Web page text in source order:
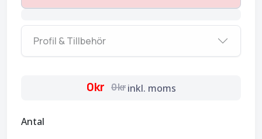
Profil & Tillbehör
0kr 0kr inkl. moms
Antal